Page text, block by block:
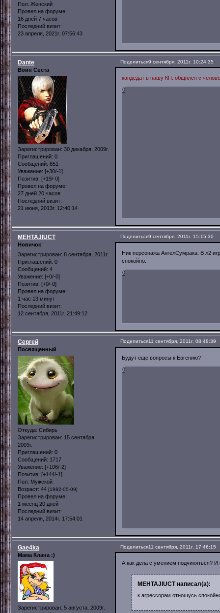
Пол: Женский
Провел на форуме:
16 дней 7 часов
Последний визит:
23 апреля, 2021г. 07:56:43
Поделиться9 сентября, 2011г. 10:24:35
Dante
Воин Света
Зарегистрирован: 30 декабря, 2009г.
Приглашений: 0
Сообщений: 651
Уважение: [+30/-1]
Позитив: [+19/-0]
Провел на форуме:
27 дней 20 часов
Последний визит:
21 июня, 2013г. 12:40:14
кандедат в нашу КП. общялся с
0
Поделиться9 сентября, 2011г. 15:15:30
MEHTAJlUCT
Новичок
Зарегистрирован: 8 сентября, 2011г.
Приглашений: 0
Сообщений: 4
Уважение: [+0/-0]
Позитив: [+0/-0]
Провел на форуме:
1 час 13 минут
Последний визит:
12 сентября, 2011г. 21:49:12
Ник персонажа АнгелСумрака. В л2
спокойно.
0
Поделиться11 сентября, 2011г. 08:48:39
Сергей
Посвященный
Откуда: Сибирь
Зарегистрирован: 15 сентября,
2009г.
Приглашений: 0
Сообщений: 1717
Уважение: [+106/-2]
Позитив: [+144/-1]
Пол: Мужской
Возраст: 44 [1982-05-09]
Провел на форуме:
1 месяц 20 дней
Последний визит:
14 апреля, 2014г. 17:54:01
Будут еще вопросы к Евгению?
0
Поделиться11 сентября, 2011г. 17:46:15
Gae4ka
Мама Клана :)
Зарегистрирован: 5 августа, 2009г.
А как дела с умением подчиняться?
MEHTAJlUCT написал(а):
к агрессорам отношусь